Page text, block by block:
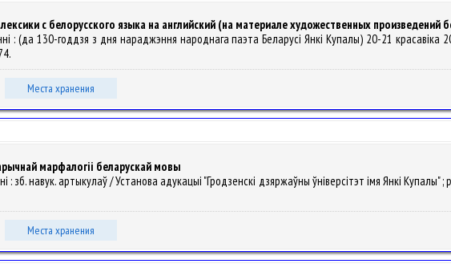
с белорусского языка на английский (на материале художественных произведений
: (да 130-годдзя з дня нараджэння народнага паэта Беларусі Янкі Купалы) 20-21 красавіка
Места хранения
марфалогіі беларускай мовы
: зб. навук. артыкулаў / Установа адукацыі "Гродзенскі дзяржаўны ўніверсітэт імя Янкі Купалы"
Места хранения